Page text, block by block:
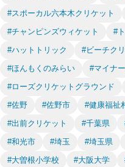
#スポーカル六本木クリケット
#チャンピンズウィケット
#
#ハットトリック
#ビーチク
#ほんもくのみらい
#マイナ
#ローズクリケットグラウンド
#佐野
#佐野市 #健康福祉
#出前クリケット
#千葉県
#和光市
#埼玉 #埼玉県
#大曽根小学校
#大阪大学